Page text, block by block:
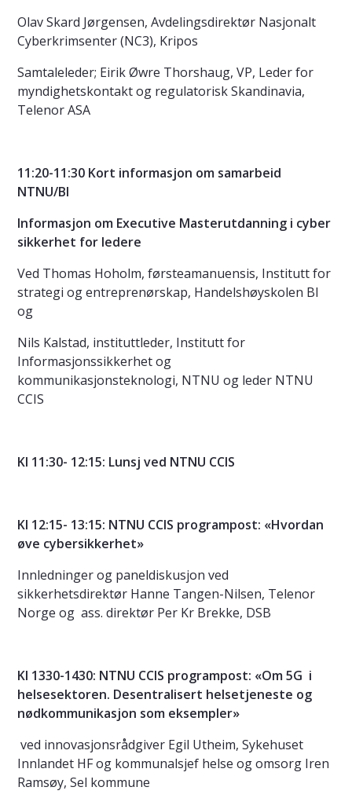
Olav Skard Jørgensen, Avdelingsdirektør Nasjonalt
Cyberkrimsenter (NC3), Kripos
Samtaleleder; Eirik Øwre Thorshaug, VP, Leder for
myndighetskontakt og regulatorisk Skandinavia,
Telenor ASA
11:20-11:30 Kort informasjon om samarbeid
Informasjon om Executive Masterutdanning i cyber
sikkerhet for ledere
Ved Thomas Hoholm, førsteamanuensis, Institutt for
strategi og entreprenørskap, Handelshøyskolen BI
og
Nils Kalstad, instituttleder, Institutt for
Informasjonssikkerhet og
kommunikasjonsteknologi, NTNU og leder NTNU
CCIS
Kl 11:30- 12:15: Lunsj ved NTNU CCIS
Kl 12:15- 13:15: NTNU CCIS programpost: «Hvordan
øve cybersikkerhet»
Innledninger og paneldiskusjon ved
sikkerhetsdirektør Hanne Tangen-Nilsen, Telenor
Norge og ass. direktør Per Kr Brekke, DSB
Kl 1330-1430: NTNU CCIS programpost: «Om 5G i
helsesektoren. Desentralisert helsetjeneste og
nødkommunikasjon som eksempler»
ved innovasjonsrådgiver Egil Utheim, Sykehuset
Innlandet HF og kommunalsjef helse og omsorg Iren
Ramsøy, Sel kommune